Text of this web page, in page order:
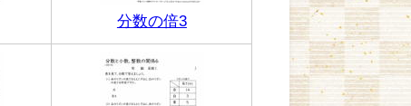
分数の倍3